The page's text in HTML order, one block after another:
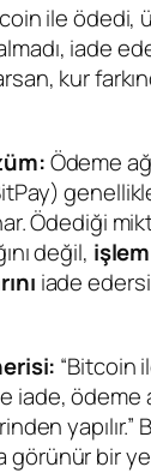
ile ödedi,
iade
kur
Ödeme
Ödediği
değil,
iade
“Bitcoin
iade, ödeme
yapılır.”
görünür bir